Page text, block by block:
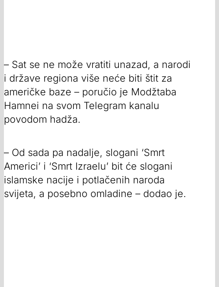
– Sat se ne može vratiti unazad, a narodi
i države regiona više neće biti štit za
američke baze – poručio je Modžtaba
Hamnei na svom Telegram kanalu
povodom hadža.
– Od sada pa nadalje, slogani ‘Smrt
Americi’ i ‘Smrt Izraelu’ bit će slogani
islamske nacije i potlačenih naroda
svijeta, a posebno omladine – dodao je.